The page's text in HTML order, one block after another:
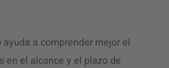
ayuda a comprender mejor el
en el alcance y el plazo de